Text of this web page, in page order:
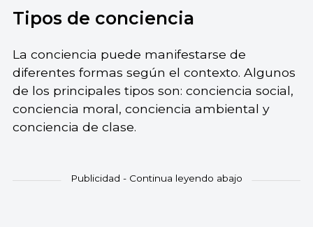
Tipos de conciencia
La conciencia puede manifestarse de
diferentes formas según el contexto. Algunos
de los principales tipos son: conciencia social,
conciencia moral, conciencia ambiental y
conciencia de clase.